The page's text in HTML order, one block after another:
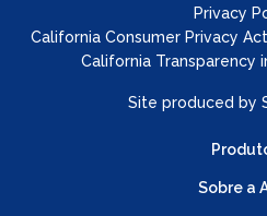
Privacy
California Consumer Privacy
California Transparency
Site produced by
Sobre a